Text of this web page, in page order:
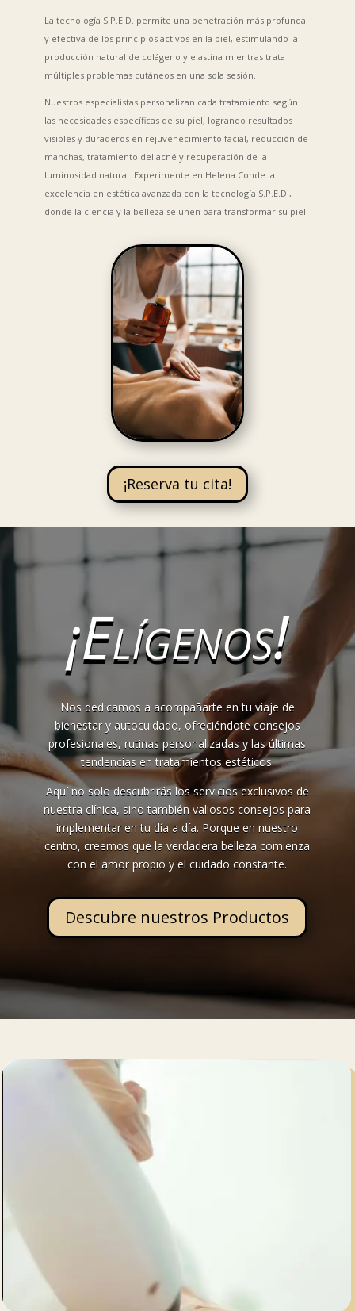
personalizados que resaltan la belleza única de
cada cliente. Con profesionales altamente
cualificados y un ambiente de serenidad, nos
dedicamos a potenciar tanto su bienestar exterior
como interior. Descubra con nosotros el placer de
cuidarse y sienta la diferencia que hace un
enfoque verdaderamente personalizado en
estética.
¡Reserva tu cita aquí!
La tecnología S.P.E.D. permite una penetración más profunda
y efectiva de los principios activos en la piel, estimulando la
producción natural de colágeno y elastina mientras trata
múltiples problemas cutáneos en una sola sesión.
Nuestros especialistas personalizan cada tratamiento según
las necesidades específicas de su piel, logrando resultados
visibles y duraderos en rejuvenecimiento facial, reducción de
manchas, tratamiento del acné y recuperación de la
luminosidad natural. Experimente en Helena Conde la
excelencia en estética avanzada con la tecnología S.P.E.D.,
donde la ciencia y la belleza se unen para transformar su piel.
¡Reserva tu cita!
¡Elígenos!
Nos dedicamos a acompañarte en tu viaje de
bienestar y autocuidado, ofreciéndote consejos
profesionales, rutinas personalizadas y las últimas
tendencias en tratamientos estéticos.
Aquí no solo descubrirás los servicios exclusivos de
nuestra clínica, sino también valiosos consejos para
implementar en tu día a día. Porque en nuestro
centro, creemos que la verdadera belleza comienza
con el amor propio y el cuidado constante.
Descubre nuestros Productos